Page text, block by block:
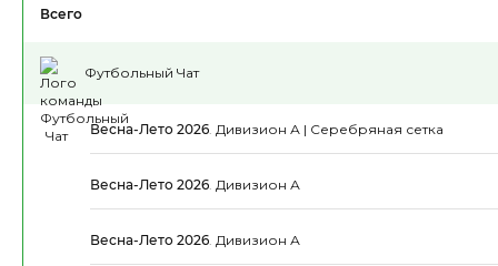
Всего
Футбольный Чат
Весна-Лето 2026. Дивизион А | Серебряная сетка
Весна-Лето 2026. Дивизион А
Весна-Лето 2026. Дивизион А